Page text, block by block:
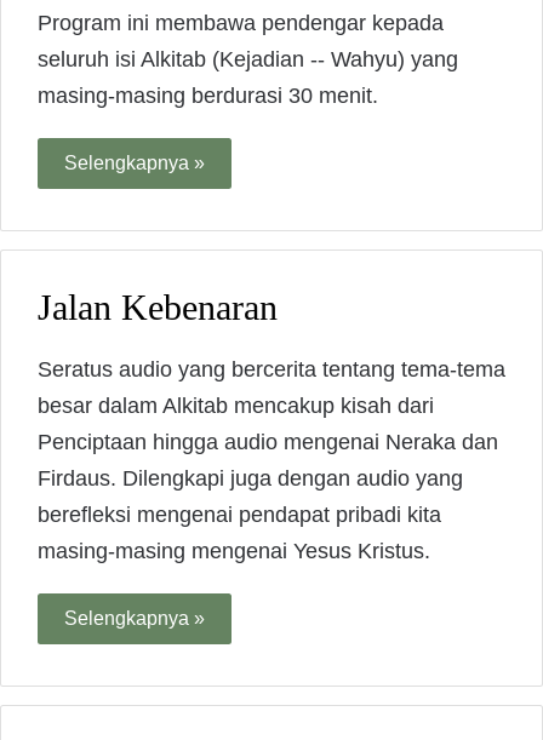
Program ini membawa pendengar kepada
seluruh isi Alkitab (Kejadian -- Wahyu) yang
masing-masing berdurasi 30 menit.
Selengkapnya »
Jalan Kebenaran
Seratus audio yang bercerita tentang tema-tema
besar dalam Alkitab mencakup kisah dari
Penciptaan hingga audio mengenai Neraka dan
Firdaus. Dilengkapi juga dengan audio yang
berefleksi mengenai pendapat pribadi kita
masing-masing mengenai Yesus Kristus.
Selengkapnya »